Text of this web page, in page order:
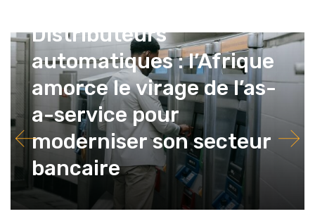
Distributeurs
automatiques : l’Afrique
amorce le virage de l’as-
a-service pour
moderniser son secteur
bancaire